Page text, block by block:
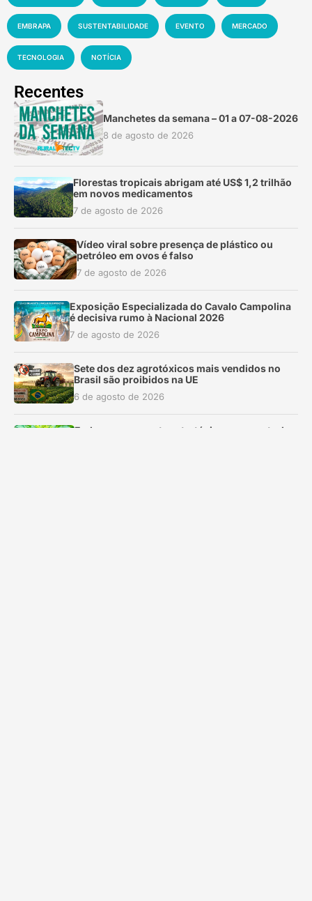
EMBRAPA SUSTENTABILIDADE EVENTO MERCADO
TECNOLOGIA NOTÍCIA
Recentes
Manchetes da semana – 01 a 07-08-2026
8 de agosto de 2026
Florestas tropicais abrigam até US$ 1,2 trilhão
em novos medicamentos
7 de agosto de 2026
Vídeo viral sobre presença de plástico ou
petróleo em ovos é falso
7 de agosto de 2026
Exposição Especializada do Cavalo Campolina
é decisiva rumo à Nacional 2026
7 de agosto de 2026
Sete dos dez agrotóxicos mais vendidos no
Brasil são proibidos na UE
6 de agosto de 2026
Embrapa apresenta estratégias para controle